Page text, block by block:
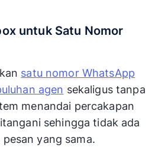
untuk Satu Nomor
satu nomor WhatsApp
agen sekaligus tanpa
menandai percakapan
sehingga tidak ada
yang sama.